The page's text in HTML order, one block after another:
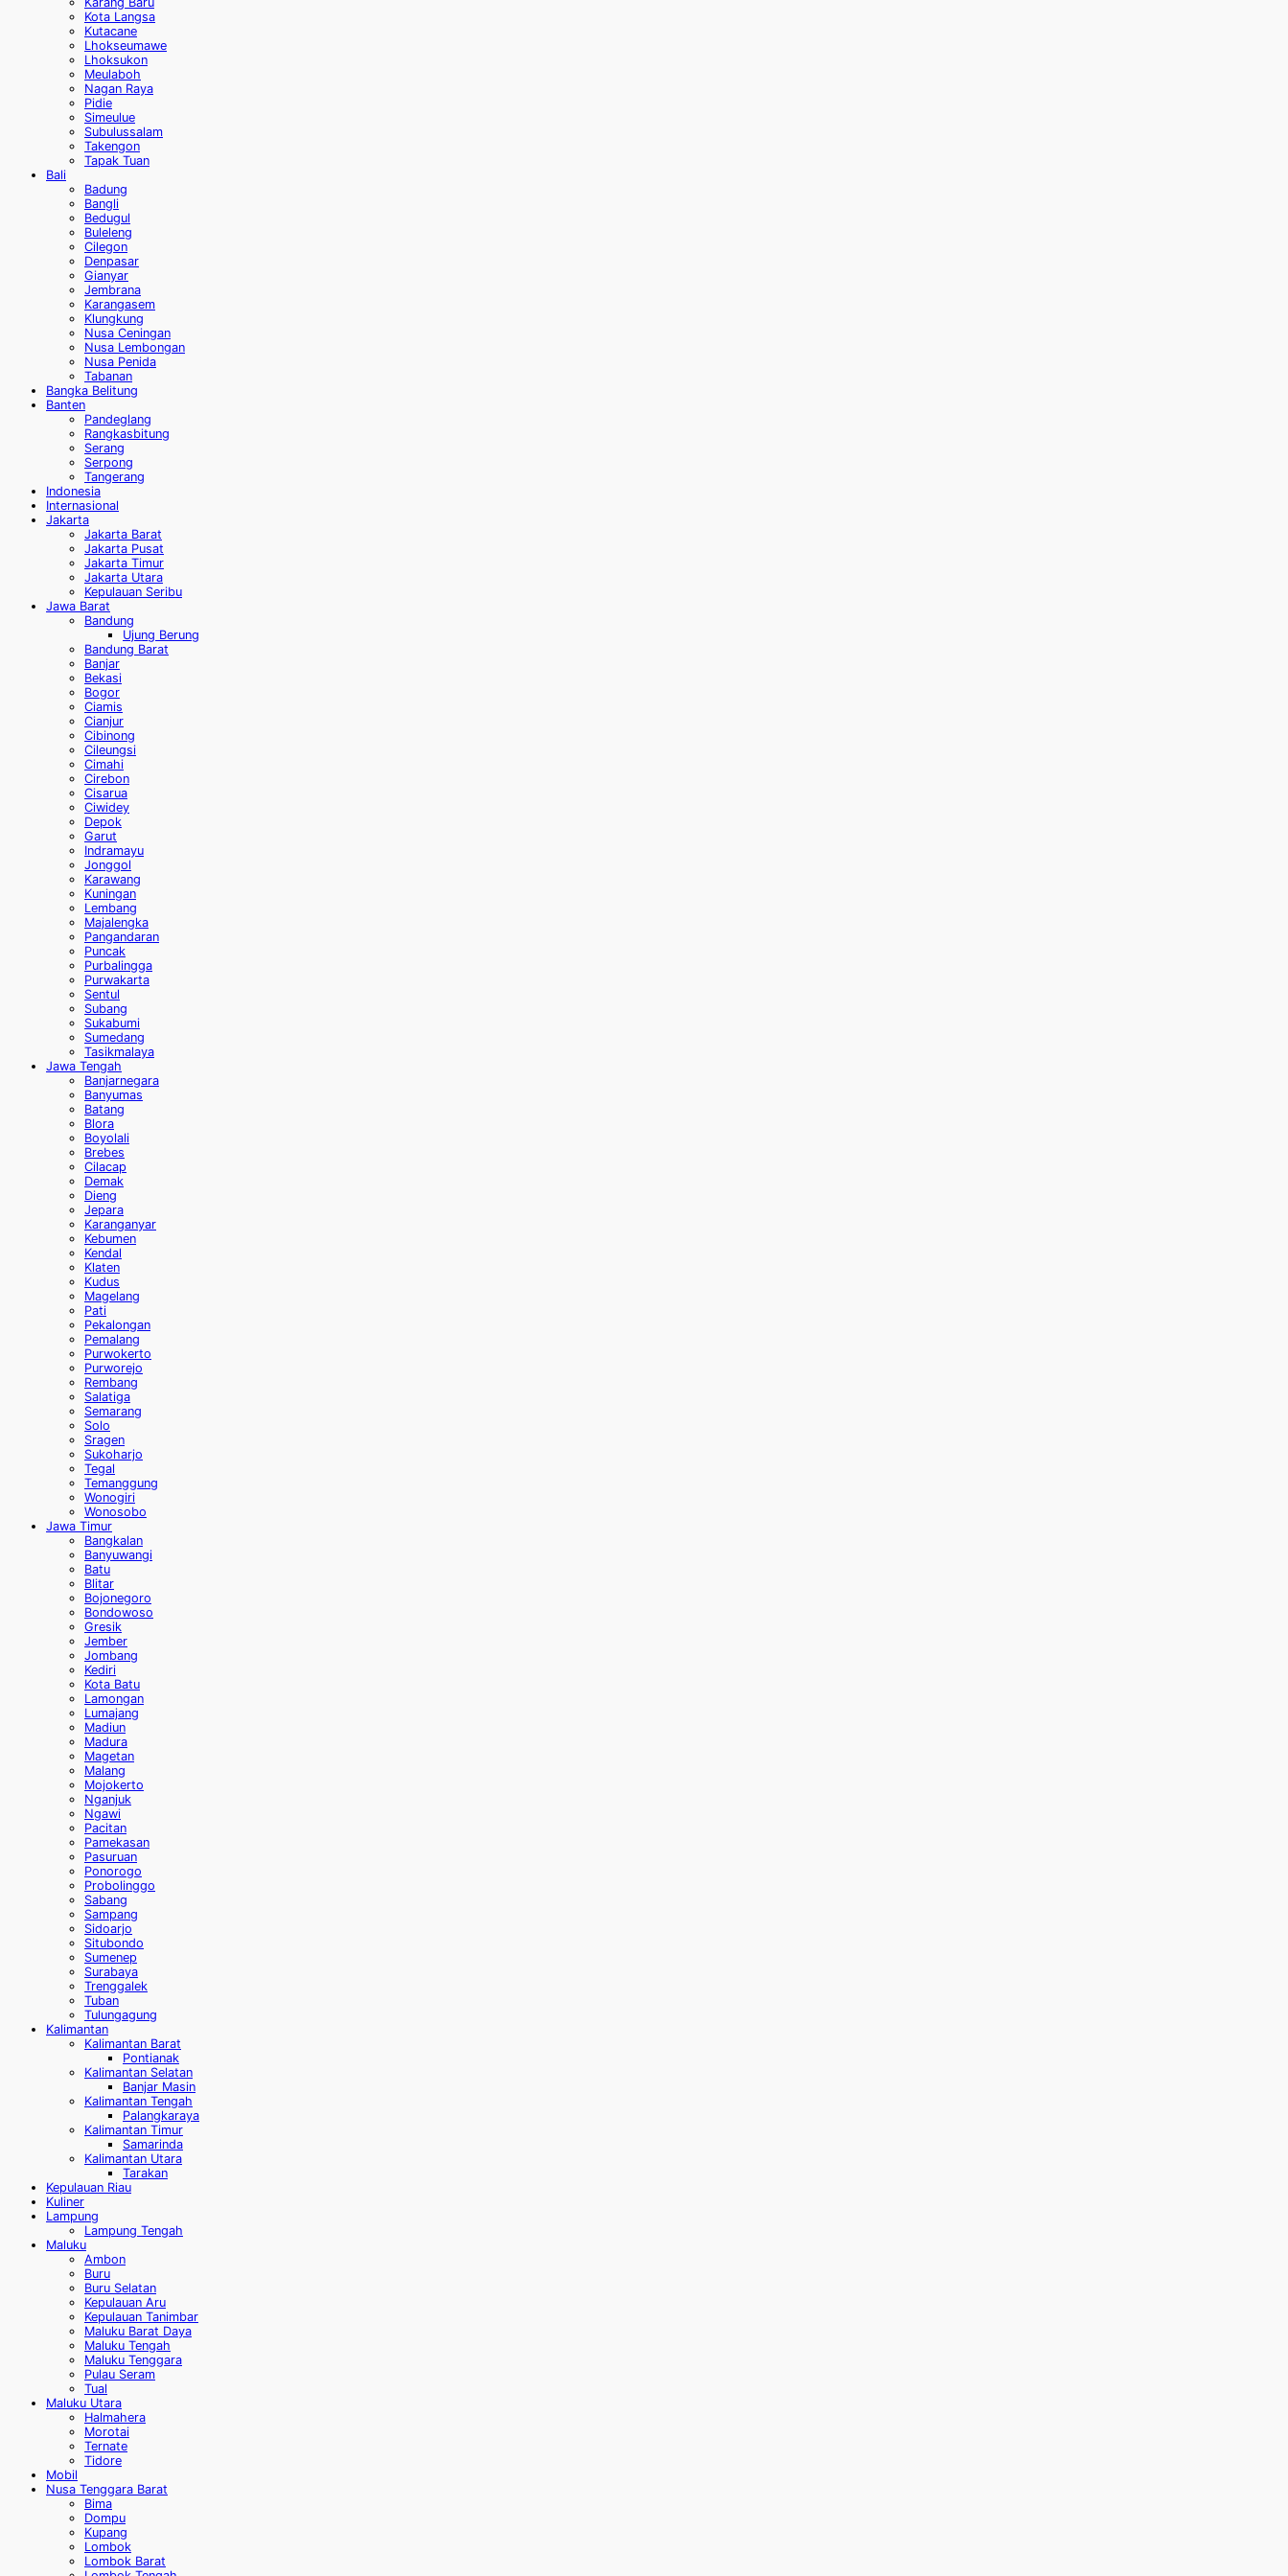
Kota Langsa
Kutacane
Lhokseumawe
Lhoksukon
Meulaboh
Nagan Raya
Pidie
Simeulue
Subulussalam
Takengon
Tapak Tuan
Bali
Badung
Bangli
Bedugul
Buleleng
Cilegon
Denpasar
Gianyar
Jembrana
Karangasem
Klungkung
Nusa Ceningan
Nusa Lembongan
Nusa Penida
Tabanan
Bangka Belitung
Banten
Pandeglang
Rangkasbitung
Serang
Serpong
Tangerang
Indonesia
Internasional
Jakarta
Jakarta Barat
Jakarta Pusat
Jakarta Timur
Jakarta Utara
Kepulauan Seribu
Jawa Barat
Bandung
Ujung Berung
Bandung Barat
Banjar
Bekasi
Bogor
Ciamis
Cianjur
Cibinong
Cileungsi
Cimahi
Cirebon
Cisarua
Ciwidey
Depok
Garut
Indramayu
Jonggol
Karawang
Kuningan
Lembang
Majalengka
Pangandaran
Puncak
Purbalingga
Purwakarta
Sentul
Subang
Sukabumi
Sumedang
Tasikmalaya
Jawa Tengah
Banjarnegara
Banyumas
Batang
Blora
Boyolali
Brebes
Cilacap
Demak
Dieng
Jepara
Karanganyar
Kebumen
Kendal
Klaten
Kudus
Magelang
Pati
Pekalongan
Pemalang
Purwokerto
Purworejo
Rembang
Salatiga
Semarang
Solo
Sragen
Sukoharjo
Tegal
Temanggung
Wonogiri
Wonosobo
Jawa Timur
Bangkalan
Banyuwangi
Batu
Blitar
Bojonegoro
Bondowoso
Gresik
Jember
Jombang
Kediri
Kota Batu
Lamongan
Lumajang
Madiun
Madura
Magetan
Malang
Mojokerto
Nganjuk
Ngawi
Pacitan
Pamekasan
Pasuruan
Ponorogo
Probolinggo
Sabang
Sampang
Sidoarjo
Situbondo
Sumenep
Surabaya
Trenggalek
Tuban
Tulungagung
Kalimantan
Kalimantan Barat
Pontianak
Kalimantan Selatan
Banjar Masin
Kalimantan Tengah
Palangkaraya
Kalimantan Timur
Samarinda
Kalimantan Utara
Tarakan
Kepulauan Riau
Kuliner
Lampung
Lampung Tengah
Maluku
Ambon
Buru
Buru Selatan
Kepulauan Aru
Kepulauan Tanimbar
Maluku Barat Daya
Maluku Tengah
Maluku Tenggara
Pulau Seram
Tual
Maluku Utara
Halmahera
Morotai
Ternate
Tidore
Mobil
Nusa Tenggara Barat
Bima
Dompu
Kupang
Lombok
Lombok Barat